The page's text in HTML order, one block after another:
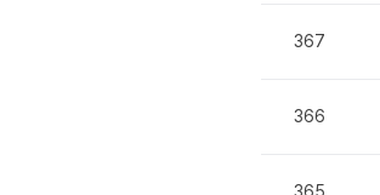
367
366
365